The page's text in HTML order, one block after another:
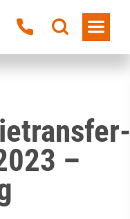
–